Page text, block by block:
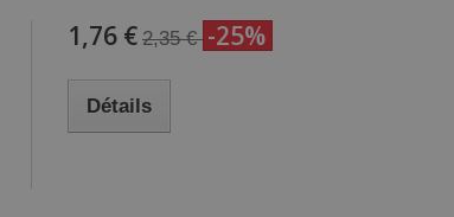
1,76 € 2,35 € -25%
Détails